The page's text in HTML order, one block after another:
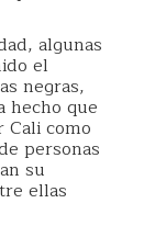
algunas
el
negras,
hecho que
Cali como
personas
su
ellas